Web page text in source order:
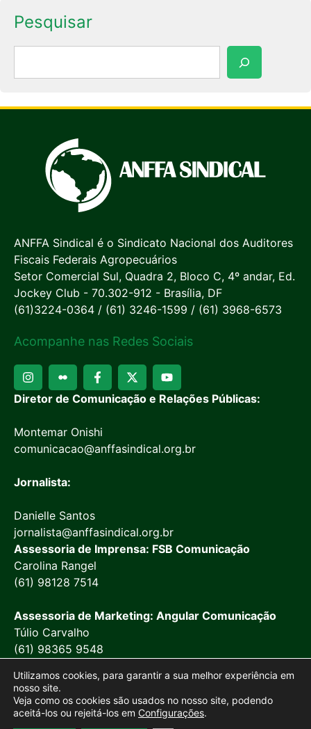
Pesquisar
ANFFA Sindical é o Sindicato Nacional dos Auditores
Fiscais Federais Agropecuários
Setor Comercial Sul, Quadra 2, Bloco C, 4º andar, Ed.
Jockey Club - 70.302-912 - Brasília, DF
(61)3224-0364 / (61) 3246-1599 / (61) 3968-6573
Acompanhe nas Redes Sociais
Diretor de Comunicação e Relações Públicas:
Montemar Onishi
comunicacao@anffasindical.org.br
Jornalista:
Danielle Santos
jornalista@anffasindical.org.br
Assessoria de Imprensa: FSB Comunicação
Carolina Rangel
(61) 98128 7514
Assessoria de Marketing: Angular Comunicação
Túlio Carvalho
(61) 98365 9548
Utilizamos cookies, para garantir a sua melhor experiência em
nosso site.
Veja como os cookies são usados no nosso site, podendo
aceitá-los ou rejeitá-los em Configurações.